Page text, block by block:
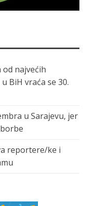
od najvećih
BiH vraća se 30.
u Sarajevu, jer
reportere/ke i